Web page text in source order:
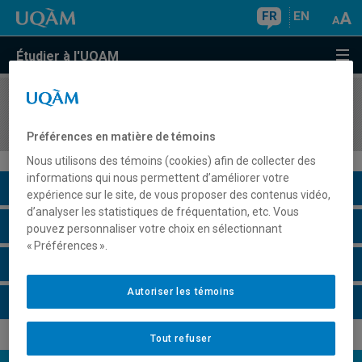
FR EN
Étudier à l'UQAM
COURS//
Description du cours
Horaire - Été 2026
Préférences en matière de témoins
Nous utilisons des témoins (cookies) afin de collecter des
informations qui nous permettent d’améliorer votre
expérience sur le site, de vous proposer des contenus vidéo,
d’analyser les statistiques de fréquentation, etc. Vous
pouvez personnaliser votre choix en sélectionnant
« Préférences ».
Tout refuser
Autoriser les témoins